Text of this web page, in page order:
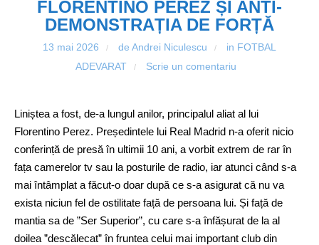
FLORENTINO PEREZ ȘI ANTI-
DEMONSTRAȚIA DE FORȚĂ
13 mai 2026 / de Andrei Niculescu / in FOTBAL
ADEVARAT
/ Scrie un comentariu
Liniștea a fost, de-a lungul anilor, principalul aliat al lui
Florentino Perez. Președintele lui Real Madrid n-a oferit nicio
conferință de presă în ultimii 10 ani, a vorbit extrem de rar în
fața camerelor tv sau la posturile de radio, iar atunci când s-a
mai întâmplat a făcut-o doar după ce s-a asigurat că nu va
exista niciun fel de ostilitate față de persoana lui. Și față de
mantia sa de ”Ser Superior”, cu care s-a înfășurat de la al
doilea ”descălecat” în fruntea celui mai important club din